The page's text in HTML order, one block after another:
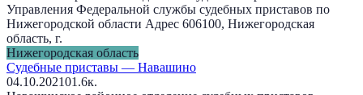
Управления Федеральной службы судебных приставов по
Нижегородской области Адрес 606100, Нижегородская
область, г.
Нижегородская область
Судебные приставы — Навашино
04.10.202101.6к.